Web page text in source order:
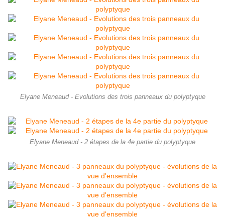
Elyane Meneaud - Evolutions des trois panneaux du polyptyque
Elyane Meneaud - 2 étapes de la 4e partie du polyptyque